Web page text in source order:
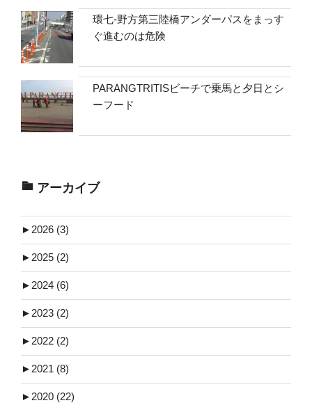
環七-野方第三陸橋アンダーパスをまっす
ぐ進むのは危険
PARANGTRITISビーチで乗馬と夕日とシ
ーフード
アーカイブ
► 2026 (3)
► 2025 (2)
► 2024 (6)
► 2023 (2)
► 2022 (2)
► 2021 (8)
► 2020 (22)